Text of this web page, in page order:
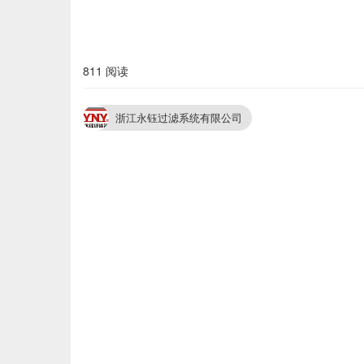
811 阅读
浙江永钰过滤系统有限公司